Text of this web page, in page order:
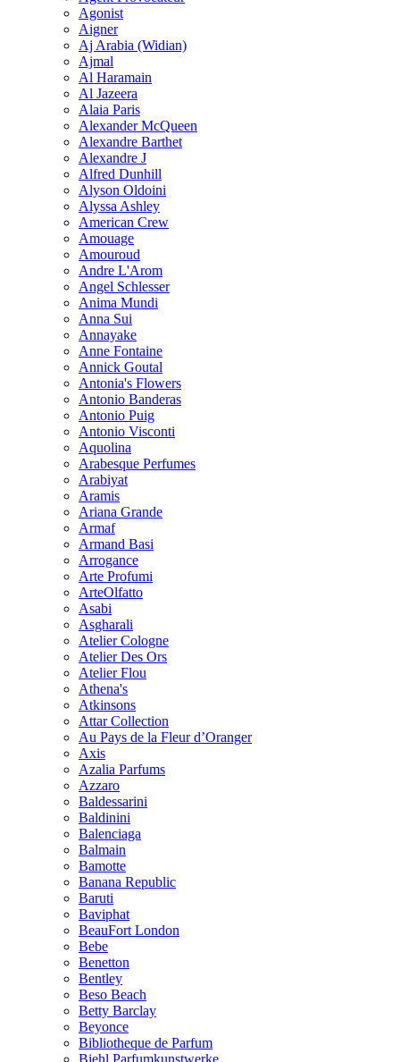
Agonist
Aigner
Aj Arabia (Widian)
Ajmal
Al Haramain
Al Jazeera
Alaia Paris
Alexander McQueen
Alexandre Barthet
Alexandre J
Alfred Dunhill
Alyson Oldoini
Alyssa Ashley
American Crew
Amouage
Amouroud
Andre L'Arom
Angel Schlesser
Anima Mundi
Anna Sui
Annayake
Anne Fontaine
Annick Goutal
Antonia's Flowers
Antonio Banderas
Antonio Puig
Antonio Visconti
Aquolina
Arabesque Perfumes
Arabiyat
Aramis
Ariana Grande
Armaf
Armand Basi
Arrogance
Arte Profumi
ArteOlfatto
Asabi
Asgharali
Atelier Cologne
Atelier Des Ors
Atelier Flou
Athena's
Atkinsons
Attar Collection
Au Pays de la Fleur d’Oranger
Axis
Azalia Parfums
Azzaro
Baldessarini
Baldinini
Balenciaga
Balmain
Bamotte
Banana Republic
Baruti
Baviphat
BeauFort London
Bebe
Benetton
Bentley
Beso Beach
Betty Barclay
Beyonce
Bibliotheque de Parfum
Biehl Parfumkunstwerke